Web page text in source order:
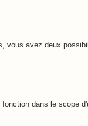
vous avez deux
dans le scope